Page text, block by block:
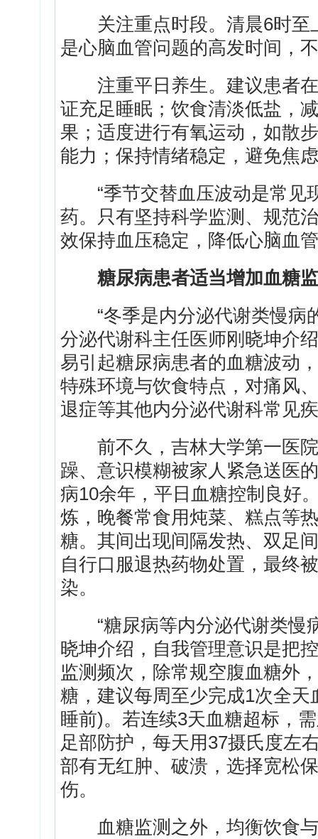
关注重点时段。清晨6时至
是心脑血管问题的高发时间，
注重平日养生。建议患者在
证充足睡眠；饮食清淡低盐，
果；适度进行有氧运动，如散
能力；保持情绪稳定，避免焦
“季节交替血压波动是常见
药。只有坚持科学监测、规范
效保持血压稳定，降低心脑血
糖尿病患者适当增加血糖
“冬季是内分泌代谢类慢病的
分泌代谢科主任医师刚晓坤介
易引起糖尿病患者的血糖波动
特殊环境与饮食特点，对痛风
退症等其他内分泌代谢科常见
前不久，吉林大学第一医院
躁、意识模糊被家人紧急送医
病10余年，平日血糖控制良好
炼，晚餐常食用炖菜、糕点等
糖。其间出现间隔发热、双足
自行口服退热药物处置，最终
染。
“糖尿病等内分泌代谢类慢
晓坤介绍，自我管理意识是把
监测频次，除常规空腹血糖外
糖，建议每周至少完成1次全
睡前)。若连续3天血糖超标，
足部防护，每天用37摄氏度左
部有无红肿、破溃，选择宽松
伤。
血糖监测之外，均衡饮食与